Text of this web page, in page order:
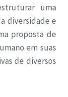
uma
diversidade e
proposta de
em suas
de diversos